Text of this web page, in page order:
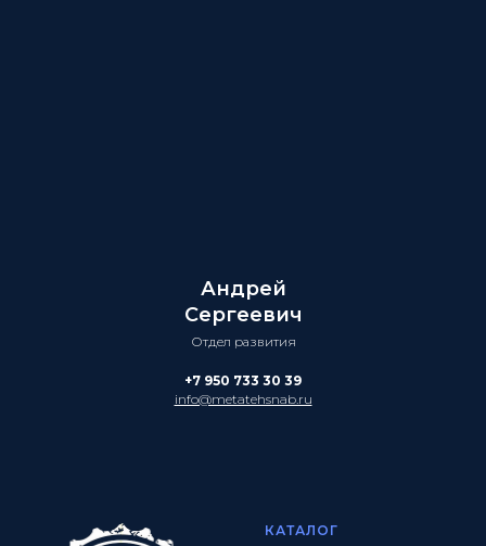
Андрей
Сергеевич
Отдел развития
+7 950 733 30 39
info@metatehsnab.ru
КАТАЛОГ